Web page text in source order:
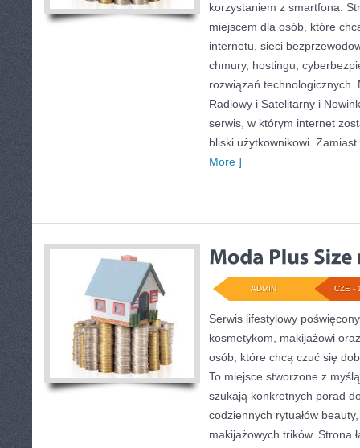
korzystaniem z smartfona.
miejscem dla osób, które
internetu, sieci
chmury, hostingu,
rozwiązań
Radiowy i Satelitarny i
serwis, w którym internet
bliski użytkownikowi.
More ]
CZE -
ADMIN
Serwis lifestylowy
kosmetykom, makijażowi
osób, które chcą czuć się
To miejsce stworzone z
szukają konkretnych porad
codziennych rytuałów
makijażowych trików. Strona